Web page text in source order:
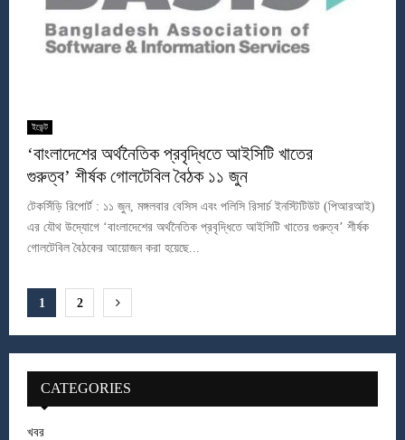
ইভেন্ট
‘বাংলাদেশের অর্থনৈতিক প্রবৃদ্ধিতে আইসিটি খাতের
গুরুত্ব’ শীর্ষক গোলটেবিল বৈঠক ১১ জুন
টেকসিঁড়ি রিপোর্ট : ১১ জুন, মঙ্গলবার বেসিস এবং পলিসি রিসার্চ ইনস্টিটিউট (পিআরআই)
এর যৌথ উদ্যোগে ‘বাংলাদেশের অর্থনৈতিক প্রবৃদ্ধিতে আইসিটি খাতের গুরুত্ব’ শীর্ষক
গোলটেবিল বৈঠকের আয়োজন করা হয়েছে...
Posts
pagination
1 2
CATEGORIES
খবর